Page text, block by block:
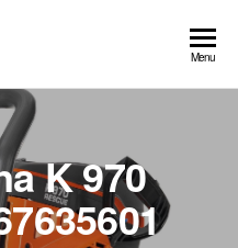
Menu
K 970